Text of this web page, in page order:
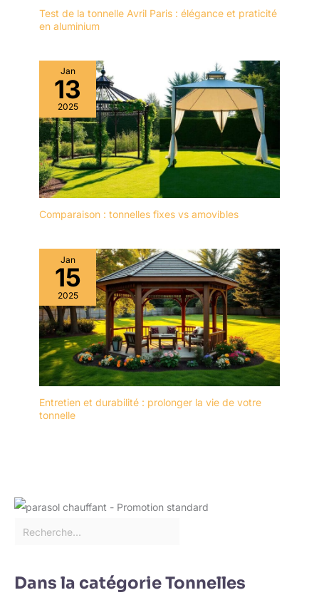
Test de la tonnelle Avril Paris : élégance et praticité
en aluminium
Jan
13
2025
Comparaison : tonnelles fixes vs amovibles
Jan
15
2025
Entretien et durabilité : prolonger la vie de votre
tonnelle
Dans la catégorie Tonnelles